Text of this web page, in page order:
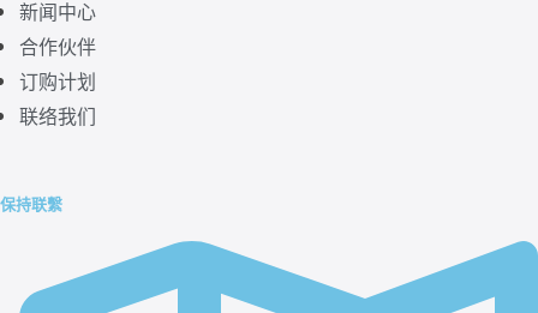
新闻中心
合作伙伴
订购计划
联络我们
保持联繫